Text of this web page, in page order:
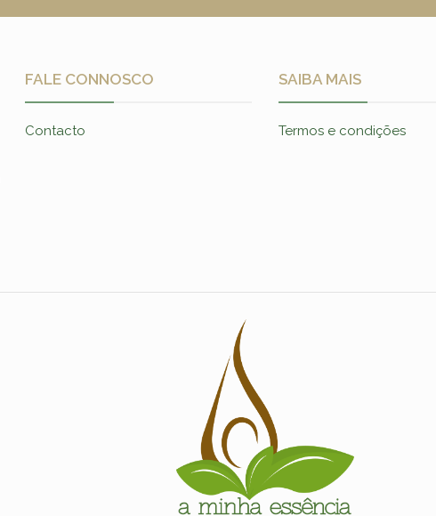
FALE CONNOSCO
Contacto
SAIBA MAIS
Termos e condições